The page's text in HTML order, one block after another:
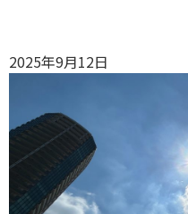
2025年9月12日